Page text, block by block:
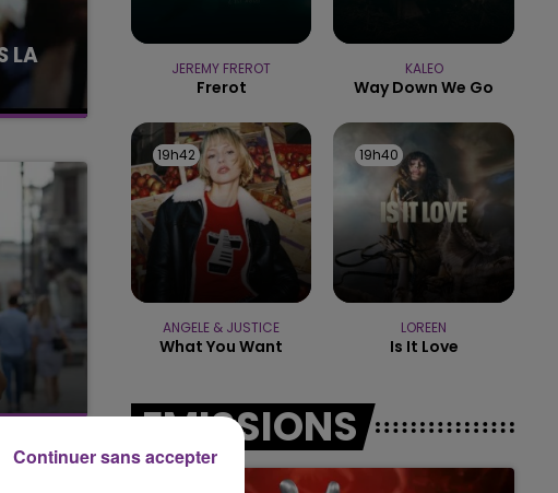
LA FAMILLE
LA
JEREMY FREROT
Frerot
KALEO
Way Down We Go
19h42
19h42
ANGELE & JUSTICE
What You Want
19h40
19h40
LOREEN
Is It Love
EMISSIONS
Continuer sans accepter